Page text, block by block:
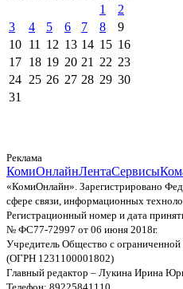
1
2
3
4 5 6 7 8
9
10 11 12 13 14 15 16
17 18 19 20 21 22 23
24 25 26 27 28 29 30
31
Реклама
КомиОнлайнЛентаСервисы
«КомиОнлайн». Зарегистрировано
сфере связи, информационных
Регистрационный номер и дата
№ ФС77-72997 от 06 июня 2018г.
Учредитель Общество с
(ОГРН 1231100001802)
Главный редактор – Лукина Ирина